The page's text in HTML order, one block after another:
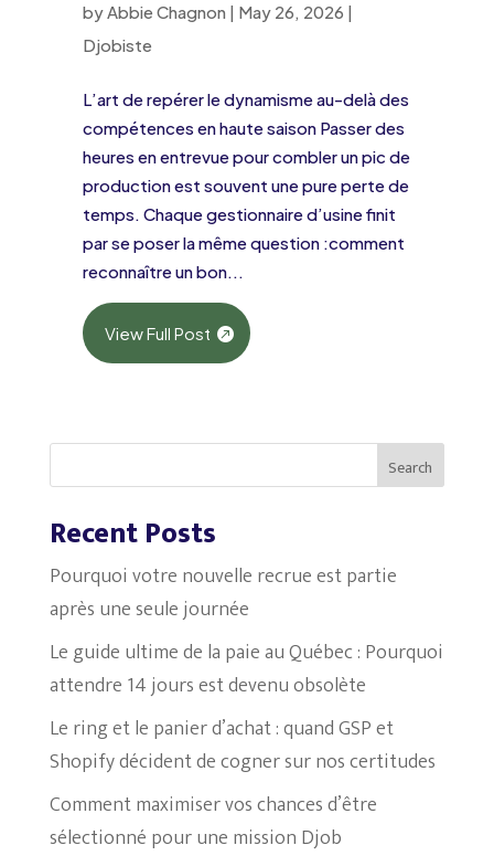
byAbbie Chagnon | May 26, 2026 |
Djobiste
L’art de repérer le dynamisme au-delà des
compétences en haute saison Passer des
heures en entrevue pour combler un pic de
production est souvent une pure perte de
temps. Chaque gestionnaire d’usine finit
par se poser la même question :comment
reconnaître un bon...
View Full Post
Search
Recent Posts
Pourquoi votre nouvelle recrue est partie
après une seule journée
Le guide ultime de la paie au Québec : Pourquoi
attendre 14 jours est devenu obsolète
Le ring et le panier d’achat : quand GSP et
Shopify décident de cogner sur nos certitudes
Comment maximiser vos chances d’être
sélectionné pour une mission Djob